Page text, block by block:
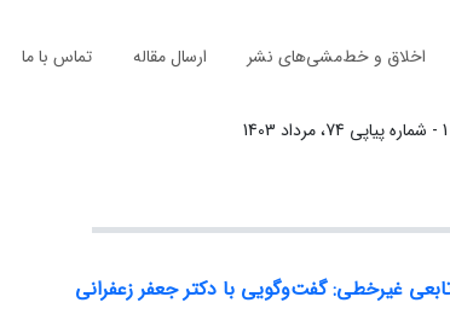
اخلاق و خط‌مشی‌های نشر ارسال مقاله تماس با ما
تابعی غیرخطی: گفت‌وگویی با دکتر جعفر زعفرانی